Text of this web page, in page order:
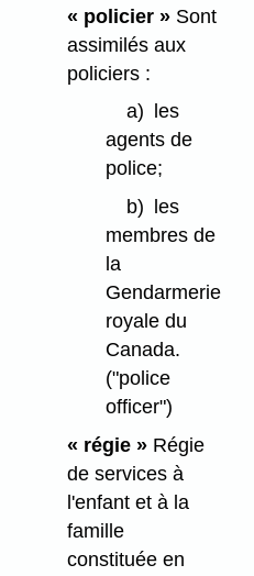
« policier »Sont
assimilés aux
policiers :
a)
les
agents de
police;
b)
les
membres de
la
Gendarmerie
royale du
Canada.
("police
officer")
« régie »Régie
de services à
l'enfant et à la
famille
constituée en